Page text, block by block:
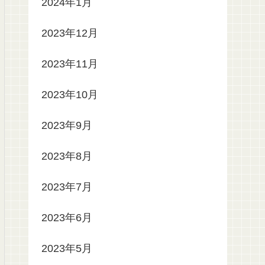
2023年12月
2023年11月
2023年10月
2023年9月
2023年8月
2023年7月
2023年6月
2023年5月